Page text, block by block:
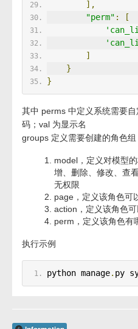
],
"perm" :
[
]
}
}
其中 perms 中定义系统需要
码；val 为显示名
groups 定义需要创建的角色组
model，定义对模型
增、删除、修改、查
无权限
page，定义该角色可
action，定义该角色
perm，定义该角色有
执行示例
python manage. py